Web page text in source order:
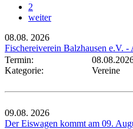
2
weiter
08.08. 2026
Fischereiverein Balzhausen e.V. -
Termin:
Kategorie:
Vereine
09.08. 2026
Der Eiswagen kommt am 09.